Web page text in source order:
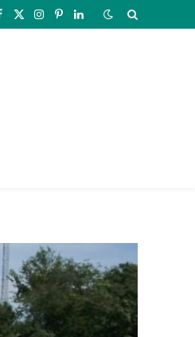
X
Instagram
Pinterest
LinkedIn